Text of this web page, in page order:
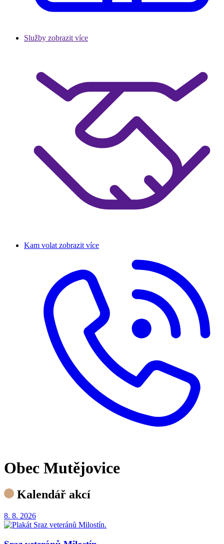
Služby zobrazit více
Kam volat zobrazit více
Obec Mutějovice
Kalendář akcí
8. 8. 2026